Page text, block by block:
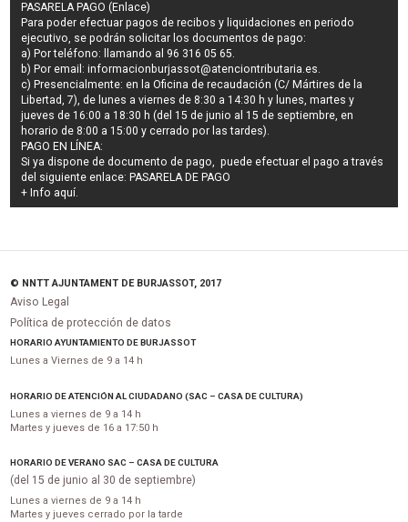
PASARELA PAGO (Enlace)
Para poder efectuar pagos derecibos y liquidaciones en periodo
ejecutivo, se podrán solicitar los documentos de pago:
a) Por teléfono: llamando al 96 316 05 65.
b) Por email:informacionburjassot@atenciontributaria.es.
c) Presencialmente: en la Oficina de recaudación (C/ Mártires de la
Libertad, 7), de lunes a viernes de 8:30 a 14:30 h y lunes, martes y
jueves de 16:00 a 18:30 h (del 15 de junio al 15 de septiembre, en
horario de 8:00 a 15:00 y cerrado por las tardes).
PAGO EN LÍNEA:
Si ya dispone de documento de pago, puede efectuar el pago a través
del siguiente enlace: PASARELA DE PAGO
+ Info aquí.
© NNTT AJUNTAMENT DE BURJASSOT, 2017
Aviso Legal
Política de protección de datos
HORARIO AYUNTAMIENTO DE BURJASSOT
Lunes a Viernes de 9 a 14 h
HORARIO DE ATENCIÓN AL CIUDADANO (SAC – CASA DE CULTURA)
Lunes a viernes de 9 a 14 h
Martes y jueves de 16 a 17:50 h
HORARIO DE VERANO SAC – CASA DE CULTURA
(del 15 de junio al 30 de septiembre)
Lunes a viernes de 9 a 14 h
Martes y jueves cerrado por la tarde